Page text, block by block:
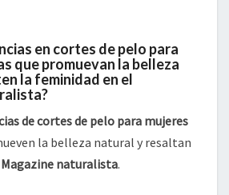
en cortes de pelo para
que promuevan la belleza
la feminidad en el
de cortes de pelo para mujeres
la belleza natural y resaltan
Magazine naturalista.